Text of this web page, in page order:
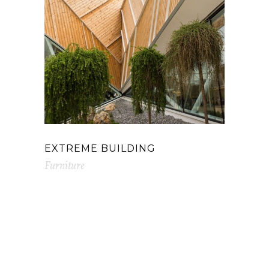
EXTREME BUILDING
Furniture